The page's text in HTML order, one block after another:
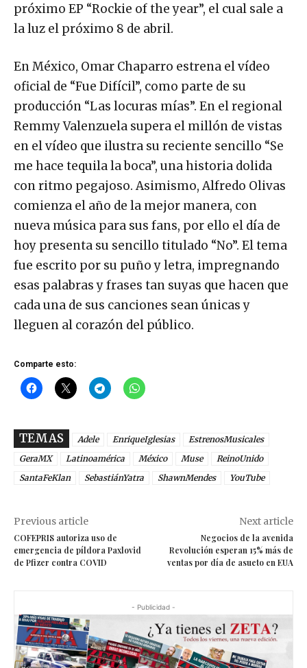
próximo EP “Rockie of the year”, el cual sale a
la luz el próximo 8 de abril.
En México, Omar Chaparro estrena el vídeo
oficial de “Fue Difícil”, como parte de su
producción “Las locuras mías”. En el regional
Remmy Valenzuela supera el millón de vistas
en el vídeo que ilustra su reciente sencillo “Se
me hace tequila la boca”, una historia dolida
con ritmo pegajoso. Asimismo, Alfredo Olivas
comienza el año de la mejor manera, con
nueva música para sus fans, por ello el día de
hoy presenta su sencillo titulado “No”. El tema
fue escrito por su puño y letra, impregnando
esas palabras y frases tan suyas que hacen que
cada una de sus canciones sean únicas y
lleguen al corazón del público.
Comparte esto:
TEMAS Adele EnriqueIglesias
EstrenosMusicales
GeraMX
Latinoamérica México Muse
ReinoUnido
SantaFeKlan
SebastiánYatra ShawnMendes YouTube
Previous article
COFEPRIS autoriza uso de
emergencia de píldora Paxlovid
de Pfizer contra COVID
Next article
Negocios de la avenida
Revolución esperan 15% más de
ventas por día de asueto en EUA
- Publicidad -